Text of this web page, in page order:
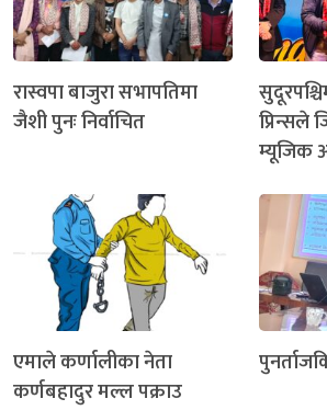
रास्वपा बाजुरा सभापतिमा
जैशी पुनः निर्वाचित
प्रिन्सले
म्यूजिक
एमाले कर्णालीका नेता
कर्णबहादुर मल्ल पक्राउ